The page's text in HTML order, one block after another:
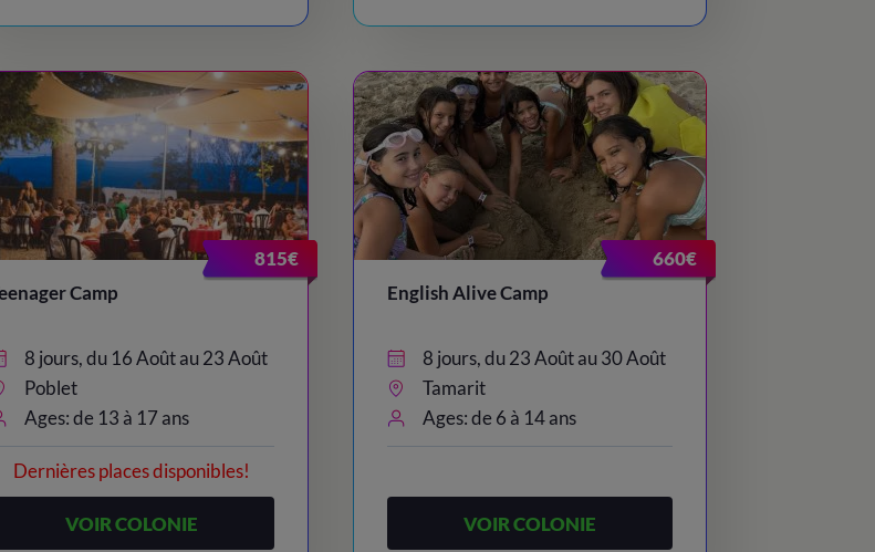
815€
Camp
8 jours, du 16 Août au 23 Août
Poblet
Ages: de 13 à 17 ans
Dernières places disponibles!
VOIR COLONIE
660€
English Alive Camp
8 jours, du 23 Août au 30 Août
Tamarit
Ages: de 6 à 14 ans
VOIR COLONIE